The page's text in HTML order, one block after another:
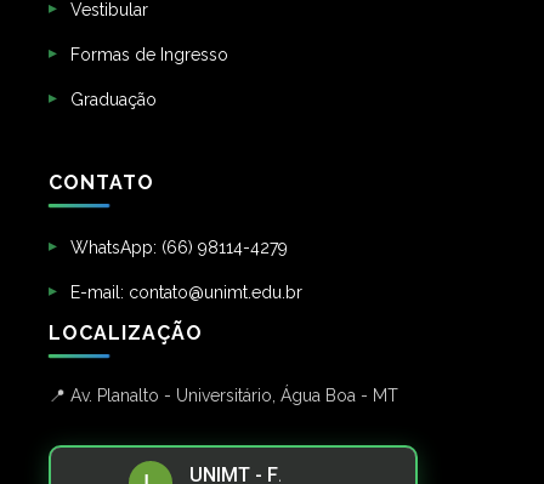
Vestibular
Formas de Ingresso
Graduação
CONTATO
WhatsApp: (66) 98114-4279
E-mail: contato@unimt.edu.br
LOCALIZAÇÃO
Av. Planalto - Universitário, Água Boa - MT